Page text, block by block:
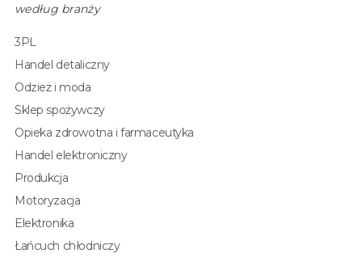
według branży
3PL
Handel detaliczny
Odzież i moda
Sklep spożywczy
Opieka zdrowotna i farmaceutyka
Handel elektroniczny
Produkcja
Motoryzacja
Elektronika
Łańcuch chłodniczy